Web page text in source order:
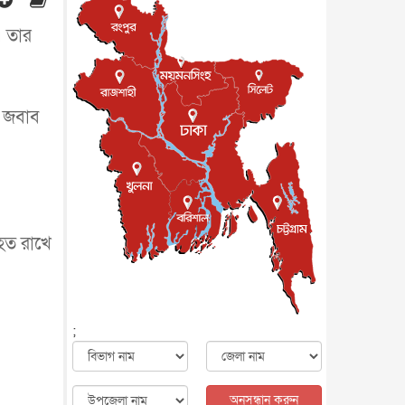
তার
জবাব
রাখে
পাকিস্তান-তুরস্কের সঙ্গে প্রতিরক্ষা
চুক্তি সৌদি আরবকে কতটা ন...
আন্তর্জাতিক ৮ আগস্ট, ২০২৬
যুক্তরাজ্যে গ্রুমিং কেলেঙ্কারি :
পাকিস্তানির অপরাধে অস্বস্তি...
আন্তর্জাতিক
বিরোধ কাটিয়ে কূটনৈতিক সম্পর্ক
পুনঃস্থাপন করছে মেক্সিকো ও
পের...আন্তর্জাতিক ৮ আগস্ট, ২০২৬
এবার ওটিটিতে মুক্তি পেল ‘মালিক’
বিনোদন ৮ আগস্ট, ২০২৬
রিয়ালকে ‘না’ বলা রদ্রির জন্য
বার্সার কাছে কত চাইল ম্যানসিটি
শিল্পকলায় চলচ্চিত্র উৎসব, বিনা
মূল্যে দেখা যাবে ৬ সিনেমা
বিনোদন
;
অনুসন্ধান করুন